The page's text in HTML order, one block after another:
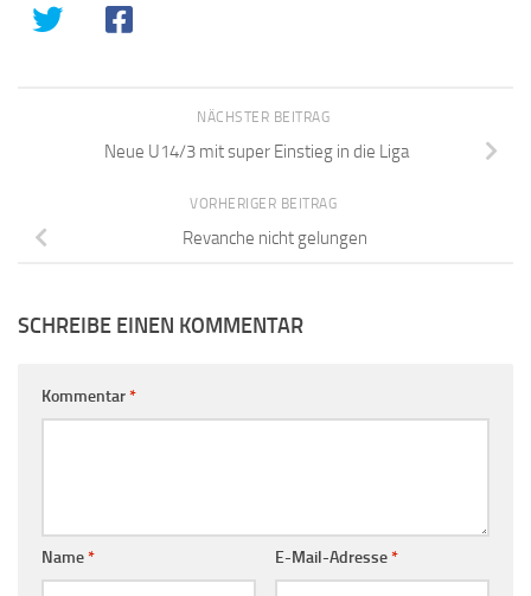
NÄCHSTER BEITRAG
Neue U14/3 mit super Einstieg in die Liga
VORHERIGER BEITRAG
Revanche nicht gelungen
SCHREIBE EINEN KOMMENTAR
Kommentar*
Name* E-Mail-Adresse*